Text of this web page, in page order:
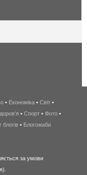
беспроводной
интернет
киев
wimax
• Економіка • Світ •
• Спорт • Фото •
блогів • Блогожаби
за умови